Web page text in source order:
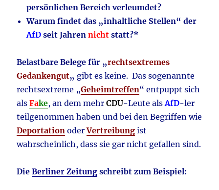
persönlichen Bereich verleumdet?
Warum findet das „inhaltliche Stellen“ der
AfD seit Jahrennicht statt?*
Belastbare Belege für „rechtsextremes
Gedankengut„ gibt es keine. Das sogenannte
rechtsextreme „Geheimtreffen“ entpuppt sich
alsFake, an dem mehrCDU-Leute alsAfD-ler
teilgenommen haben und bei den Begriffen wie
Deportation oderVertreibung ist
wahrscheinlich, dass sie gar nicht gefallen sind.
DieBerliner Zeitung schreibt zum Beispiel: